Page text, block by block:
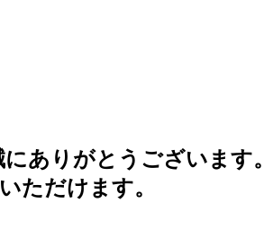
ありがとうございます。
ただけます。